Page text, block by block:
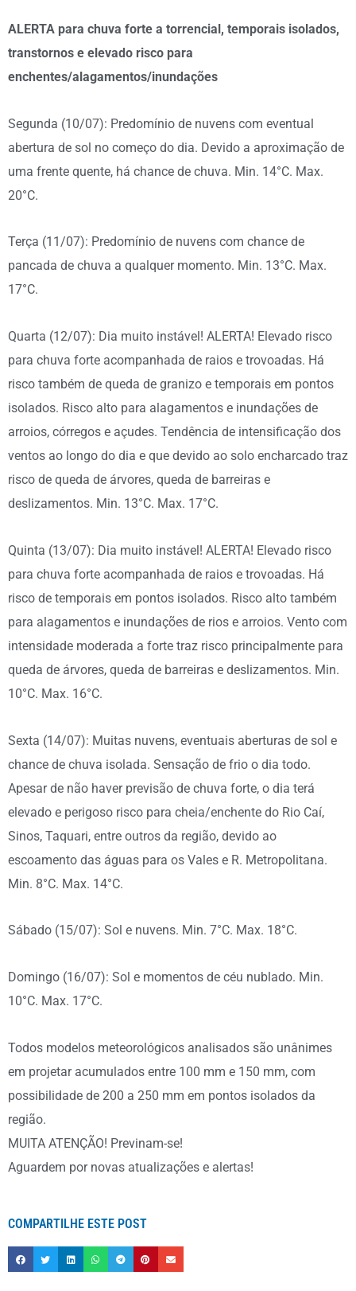
ALERTA para chuva forte a torrencial, temporais isolados,
transtornos e elevado risco para
enchentes/alagamentos/inundações
Segunda (10/07): Predomínio de nuvens com eventual
abertura de sol no começo do dia. Devido a aproximação de
uma frente quente, há chance de chuva. Min. 14°C. Max.
20°C.
Terça (11/07): Predomínio de nuvens com chance de
pancada de chuva a qualquer momento. Min. 13°C. Max.
17°C.
Quarta (12/07): Dia muito instável! ALERTA! Elevado risco
para chuva forte acompanhada de raios e trovoadas. Há
risco também de queda de granizo e temporais em pontos
isolados. Risco alto para alagamentos e inundações de
arroios, córregos e açudes. Tendência de intensificação dos
ventos ao longo do dia e que devido ao solo encharcado traz
risco de queda de árvores, queda de barreiras e
deslizamentos. Min. 13°C. Max. 17°C.
Quinta (13/07): Dia muito instável! ALERTA! Elevado risco
para chuva forte acompanhada de raios e trovoadas. Há
risco de temporais em pontos isolados. Risco alto também
para alagamentos e inundações de rios e arroios. Vento com
intensidade moderada a forte traz risco principalmente para
queda de árvores, queda de barreiras e deslizamentos. Min.
10°C. Max. 16°C.
Sexta (14/07): Muitas nuvens, eventuais aberturas de sol e
chance de chuva isolada. Sensação de frio o dia todo.
Apesar de não haver previsão de chuva forte, o dia terá
elevado e perigoso risco para cheia/enchente do Rio Caí,
Sinos, Taquari, entre outros da região, devido ao
escoamento das águas para os Vales e R. Metropolitana.
Min. 8°C. Max. 14°C.
Sábado (15/07): Sol e nuvens. Min. 7°C. Max. 18°C.
Domingo (16/07): Sol e momentos de céu nublado. Min.
10°C. Max. 17°C.
Todos modelos meteorológicos analisados são unânimes
em projetar acumulados entre 100 mm e 150 mm, com
possibilidade de 200 a 250 mm em pontos isolados da
região.
MUITA ATENÇÃO! Previnam-se!
Aguardem por novas atualizações e alertas!
COMPARTILHE ESTE POST